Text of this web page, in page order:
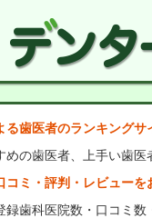
る歯医者のランキングサ
めの歯医者、上手い歯
コミ・評判・レビューを
録歯科医院数・口コミ数